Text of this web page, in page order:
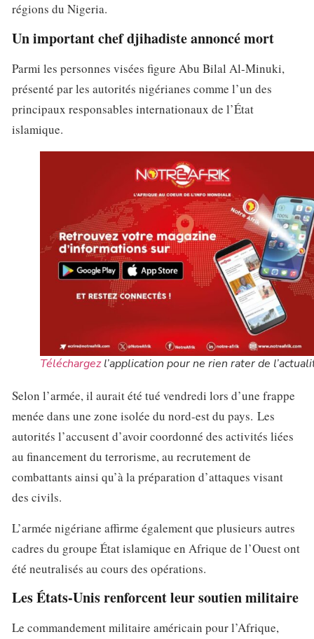
régions du Nigeria.
Un important chef djihadiste annoncé mort
Parmi les personnes visées figure Abu Bilal Al-Minuki,
présenté par les autorités nigérianes comme l’un des
principaux responsables internationaux de l’État
islamique.
Téléchargezl’application pour ne rien rater de
Selon l’armée, il aurait été tué vendredi lors d’une frappe
menée dans une zone isolée du nord-est du pays. Les
autorités l’accusent d’avoir coordonné des activités liées
au financement du terrorisme, au recrutement de
combattants ainsi qu’à la préparation d’attaques visant
des civils.
L’armée nigériane affirme également que plusieurs autres
cadres du groupe État islamique en Afrique de l’Ouest ont
été neutralisés au cours des opérations.
Les États-Unis renforcent leur soutien militaire
Le commandement militaire américain pour l’Afrique,